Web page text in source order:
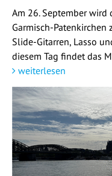
Am 26. September
Garmisch-Patenkirchen
Slide-Gitarren, Lasso
diesem Tag findet das
weiterlesen